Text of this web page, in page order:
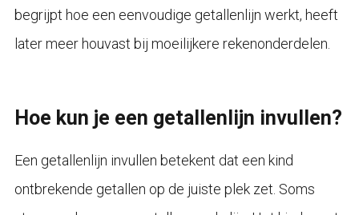
begrijpt hoe een eenvoudige getallenlijn werkt, heeft
later meer houvast bij moeilijkere rekenonderdelen.
Hoe kun je een getallenlijn invullen?
Een getallenlijn invullen betekent dat een kind
ontbrekende getallen op de juiste plek zet. Soms